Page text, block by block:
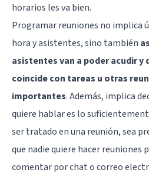
horarios les va bien.
Programar reuniones no implica
hora y asistentes, sino también
asistentes van a poder acudir y
coincide con tareas u otras
importantes. Además, implica
quiere hablar es lo
ser tratado en una reunión, sea
que nadie quiere hacer reuniones
comentar por chat o correo